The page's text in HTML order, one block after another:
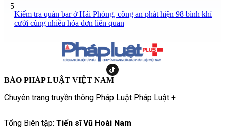
5
Kiểm tra quán bar ở Hải Phòng, công an phát hiện 98 bình khí
cười cùng nhiều hóa đơn liên quan
BÁO PHÁP LUẬT VIỆT NAM
Chuyên trang truyền thông Pháp Luật Pháp Luật +
Tổng Biên tập: Tiến sĩ Vũ Hoài Nam